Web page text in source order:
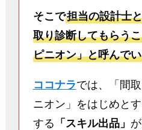
そこで担当の設計士
取り診断してもらう
ピニオン」と呼んで
ココナラでは、「間
ニオン」をはじめと
する 「スキル出品」